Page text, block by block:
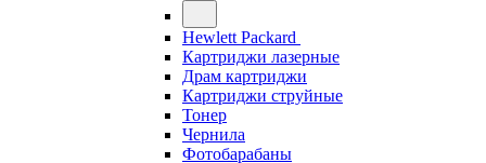
Hewlett Packard
Картриджи лазерные
Драм картриджи
Картриджи струйные
Тонер
Чернила
Фотобарабаны